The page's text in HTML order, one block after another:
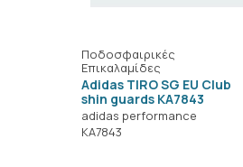
Ποδοσφαιρικές
Επικαλαμίδες
Adidas TIRO SG EU Club
shin guards KA7843
adidas performance
KA7843